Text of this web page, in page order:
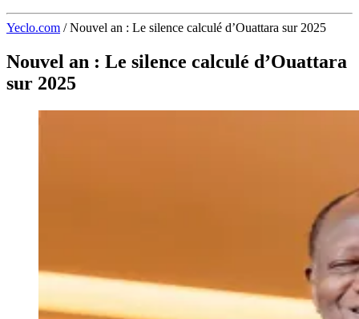
Yeclo.com / Nouvel an : Le silence calculé d’Ouattara sur 2025
Nouvel an : Le silence calculé d’Ouattara
sur 2025